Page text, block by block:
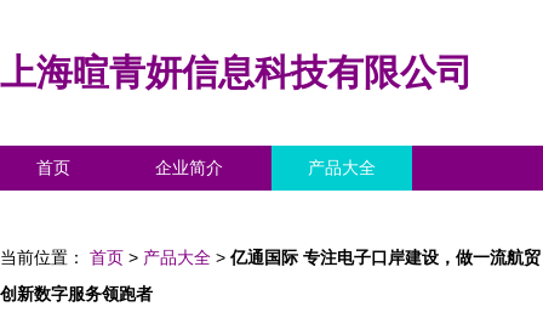
上海暄青妍信息科技有限公司
首页 企业简介 产品大全
当前位置： 首页 > 产品大全 > 亿通国际 专注电子口岸建设，做一流航贸
创新数字服务领跑者